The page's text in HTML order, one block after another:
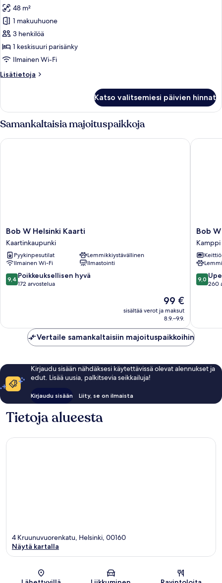
huonetyypin
Panoraamasviitti
kuvat
48 m²
1 makuuhuone
3 henkilöä
1 keskisuuri parisänky
Ilmainen Wi-Fi
Lisätietoja
Lisätietoja
Katso valitsemiesi päivien hinnat
Samankaltaisia majoituspaikkoja
Bob
W
Helsinki
Kaarti
Kaartinkaupunki
Bob W Helsinki Kaarti
Kaartinkaupunki
Pyykinpesutilat
Lemmikkiystävällinen
Ilmainen Wi-Fi
Ilmastointi
9.4
kautta
arvostelua
9,4 Poikkeuksellisen hyvä
172 arvostelua
Hinta
99 €
99 €
sisältää verot ja maksut
8.9.–9.9.
Bob W Helsinki Kaarti
Bob
W
Helsinki
Kamppi
Kamppi
Bob
Kamppi
Keittiö
9.0
kautta
9,0
260
Bob W
Vertaile samankaltaisiin majoituspaikkoihin
Kirjaudu sisään nähdäksesi käytettävissä olevat alennukset ja
edut. Lisää uusia, palkitsevia seikkailuja!
Kirjaudu sisään Liity, se on ilmaista
Tietoja alueesta
Kartta
4 Kruunuvuorenkatu, Helsinki, 00160
Näytä kartalla